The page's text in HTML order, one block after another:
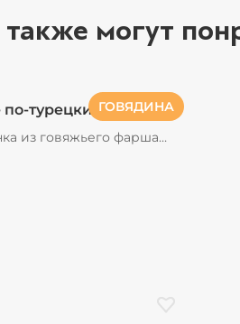
могут
ГОВЯДИНА
турецки
из говяжьего фарша